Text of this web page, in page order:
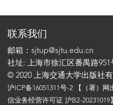
联系我们
邮箱：sjtup@sjtu.edu.cn
社址: 上海市徐汇区番禺路951
© 2020 上海交通大学出版社
沪ICP备16051311号-2 【（署）网
信业务经营许可证 沪B2-20231019】